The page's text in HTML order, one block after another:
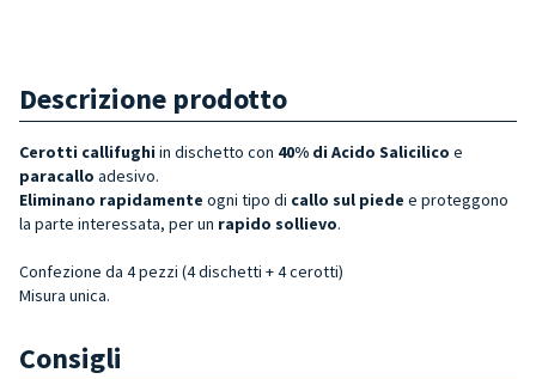
Descrizione prodotto
Cerotti callifughi in dischetto con 40% di Acido Salicilico e
paracallo adesivo.
Eliminano rapidamente ogni tipo di callo sul piede e proteggono
la parte interessata, per un rapido sollievo.
Confezione da 4 pezzi (4 dischetti + 4 cerotti)
Misura unica.
Consigli